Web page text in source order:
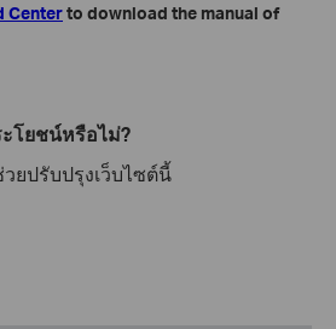
Centerto download the manual of
โยชน์หรือไม่?
ปรับปรุงเว็บไซต์นี้